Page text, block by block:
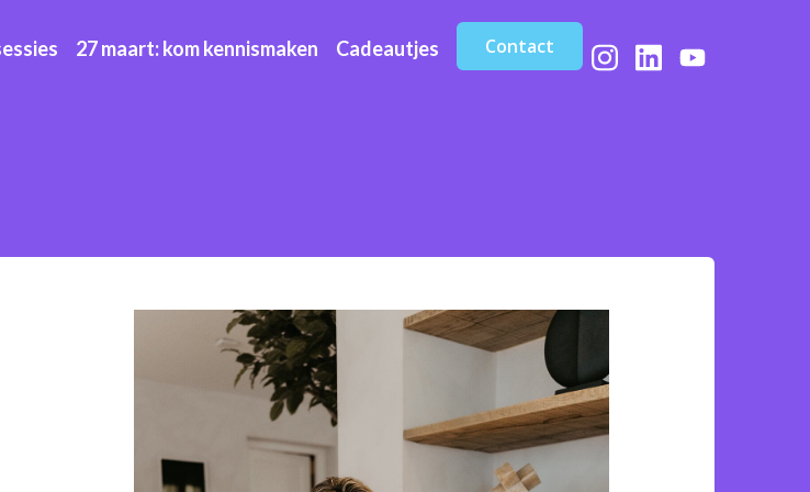
27 maart: kom kennismaken Cadeautjes Contact